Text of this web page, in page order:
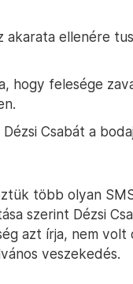
akarata ellenére
hogy felesége
Csabát a
több olyan
szerint Dézsi
azt írja, nem
veszekedés.